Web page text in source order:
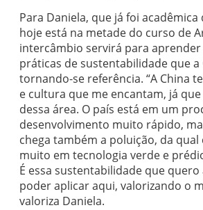
Para Daniela, que já foi
hoje está na metade do curso de
intercâmbio servirá para aprender
práticas de sustentabilidade que a
tornando-se referência. “A China
e cultura que me encantam, já
dessa área. O país está em um
desenvolvimento muito rápido,
chega também a poluição, da qual
muito em tecnologia verde e
É essa sustentabilidade que
poder aplicar aqui, valorizando o
valoriza Daniela.